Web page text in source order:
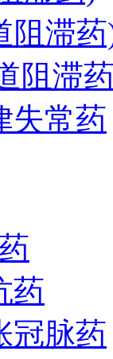
阻滞
阻滞
失常药
药
冠脉药